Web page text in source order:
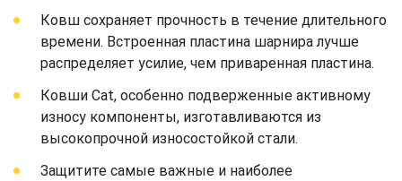
Ковш сохраняет прочность в течение длительного
времени. Встроенная пластина шарнира лучше
распределяет усилие, чем приваренная пластина.
Ковши Cat, особенно подверженные активному
износу компоненты, изготавливаются из
высокопрочной износостойкой стали.
Защитите самые важные и наиболее